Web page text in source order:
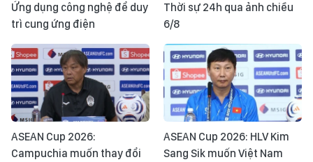
Ứng dụng công nghệ để duy
trì cung ứng điện
Thời sự 24h qua ảnh chiều
6/8
ASEAN Cup 2026:
Campuchia muốn thay đổi
ASEAN Cup 2026: HLV Kim
Sang Sik muốn Việt Nam